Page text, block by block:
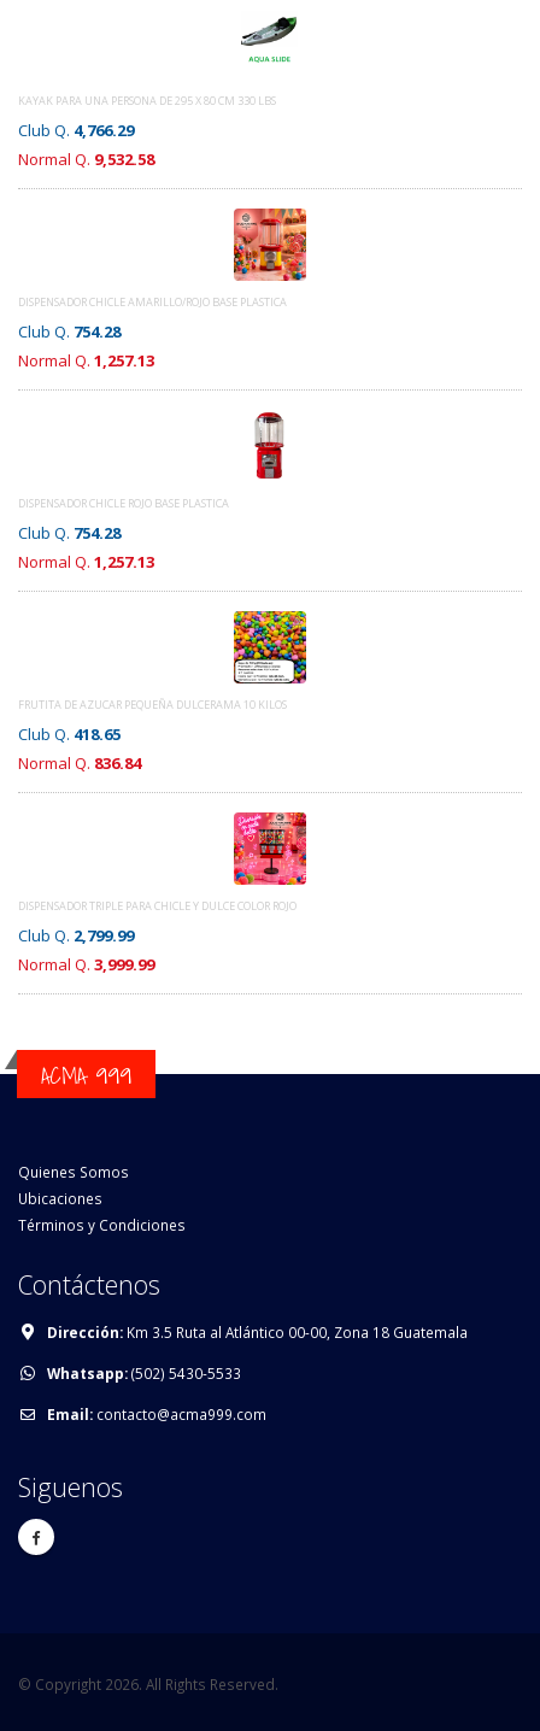
KAYAK PARA UNA PERSONA DE 295 X 80 CM 330 LBS
Club Q. 4,766.29
Normal Q. 9,532.58
DISPENSADOR CHICLE AMARILLO/ROJO BASE PLASTICA
Club Q. 754.28
Normal Q. 1,257.13
DISPENSADOR CHICLE ROJO BASE PLASTICA
Club Q. 754.28
Normal Q. 1,257.13
FRUTITA DE AZUCAR PEQUEÑA DULCERAMA 10 KILOS
Club Q. 418.65
Normal Q. 836.84
DISPENSADOR TRIPLE PARA CHICLE Y DULCE COLOR ROJO
Club Q. 2,799.99
Normal Q. 3,999.99
ACMA 999
Quienes Somos
Ubicaciones
Términos y Condiciones
Contáctenos
Dirección: Km 3.5 Ruta al Atlántico 00-00, Zona 18 Guatemala
Whatsapp:(502) 5430-5533
Email: contacto@acma999.com
Siguenos
© Copyright 2026. All Rights Reserved.